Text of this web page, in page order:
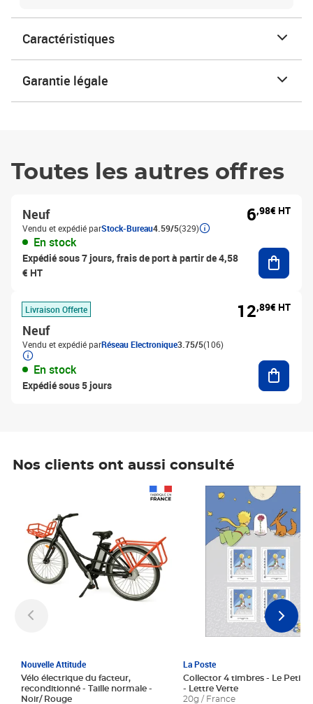
Caractéristiques
Garantie légale
Toutes les autres offres
Neuf
Vendu et expédié parStock-Bureau4.59/5(329)
En stock
Expédié sous 7 jours, frais de port à partir de 4,58
€ HT
6,98€ HT
Livraison Offerte
Neuf
Vendu et expédié parRéseau Electronique3.75/5(106)
En stock
Expédié sous 5 jours
12,89€ HT
Nos clients ont aussi consulté
Nouvelle Attitude
Vélo électrique du facteur,
reconditionné - Taille normale -
Noir/ Rouge
La Poste
Collector 4 timbres - Le Petit
- Lettre Verte
20g / France
Prix 6,25€ HT